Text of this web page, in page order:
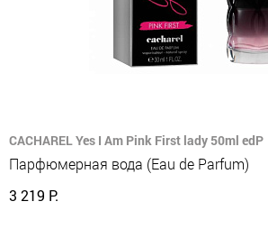
CACHAREL Yes I Am Pink First lady 50ml edP
Парфюмерная вода (Eau de Parfum)
3 219 Р.